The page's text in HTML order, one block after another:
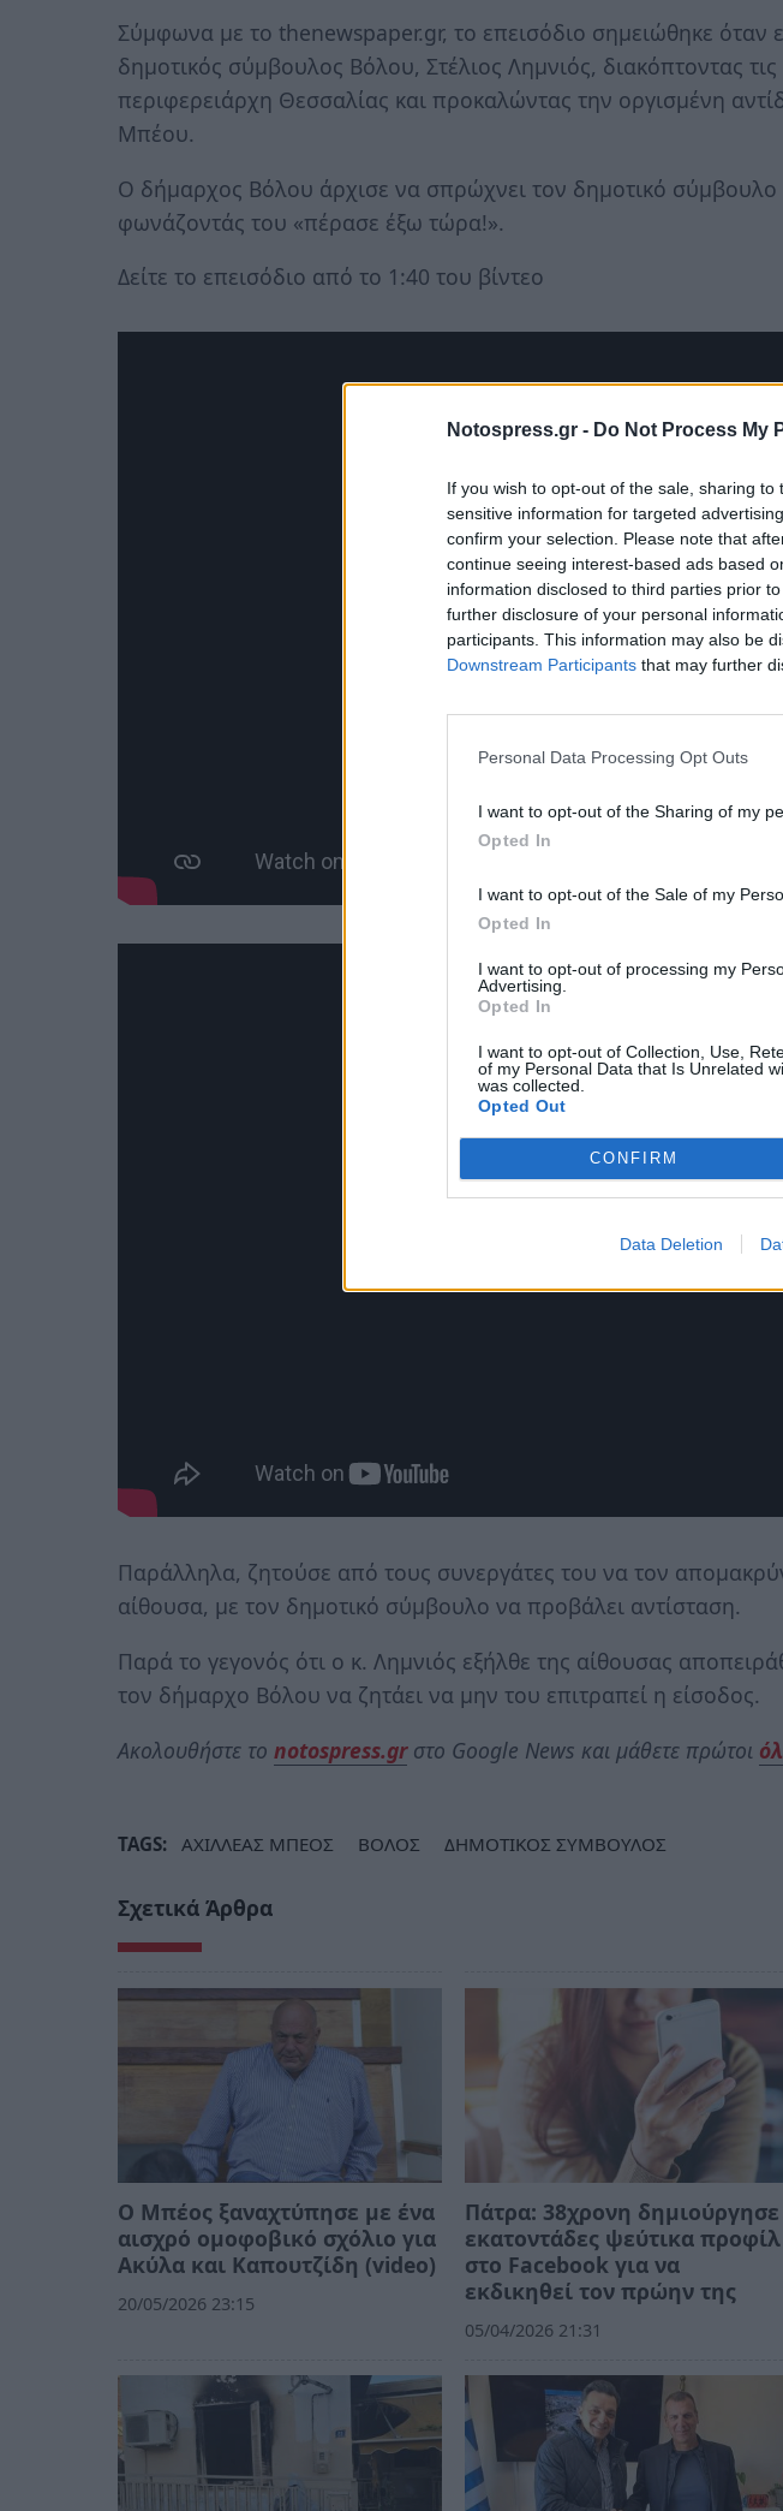
Notospress.gr - Do Not Process My
If you wish to opt-out of the sale, sharing
sensitive information for targeted
confirm your selection. Please note that
continue seeing interest-based ads based
information disclosed to third parties prior
further disclosure of your personal
participants. This information may also be
Downstream Participants that may further
Personal Data Processing Opt Outs
I want to opt-out of the Sharing of my
Opted In
I want to opt-out of the Sale of my
Opted In
I want to opt-out of processing my
Advertising.
Opted In
I want to opt-out of Collection, Use,
of my Personal Data that Is Unrelated
was collected.
Opted Out
CONFIRM
Data Deletion
Σύμφωνα με το thenewspaper.gr, το επεισόδιο σημειώθηκε όταν
δημοτικός σύμβουλος Βόλου, Στέλιος Λημνιός, διακόπτοντας
περιφερειάρχη Θεσσαλίας και προκαλώντας την οργισμένη
Μπέου.
Ο δήμαρχος Βόλου άρχισε να σπρώχνει τον δημοτικό
φωνάζοντάς του «πέρασε έξω τώρα!».
Δείτε το επεισόδιο από το 1:40 του βίντεο
Παράλληλα, ζητούσε από τους συνεργάτες του να τον
αίθουσα, με τον δημοτικό σύμβουλο να προβάλει αντίσταση.
Παρά το γεγονός ότι ο κ. Λημνιός εξήλθε της αίθουσας
τον δήμαρχο Βόλου να ζητάει να μην του επιτραπεί η είσοδος.
Ακολουθήστε το notospress.grστο Google News και μάθετε πρώτοι
TAGS: ΑΧΙΛΛΕΑΣ ΜΠΕΟΣ ΒΟΛΟΣ ΔΗΜΟΤΙΚΟΣ ΣΥΜΒΟΥΛΟΣ
Σχετικά Άρθρα
Ο Μπέος ξαναχτύπησε με ένα
αισχρό ομοφοβικό σχόλιο για
Ακύλα και Καπουτζίδη (video)
20/05/2026 23:15
Πάτρα: 38χρονη δημιούργησε
εκατοντάδες ψεύτικα προφίλ
στο Facebook για να
εκδικηθεί τον πρώην της
05/04/2026 21:31